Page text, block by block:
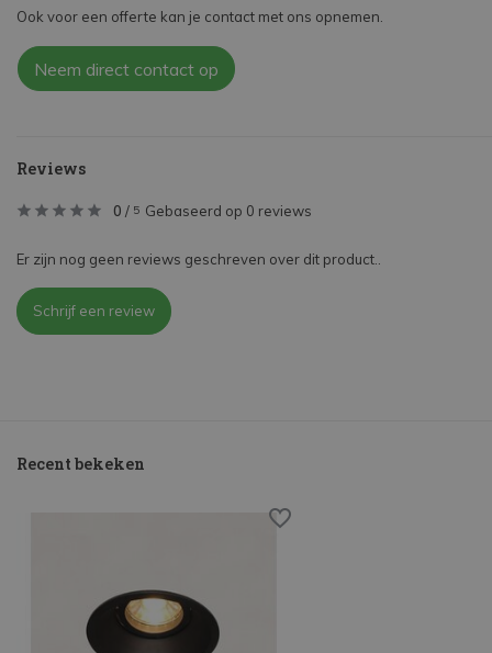
Ook voor een offerte kan je contact met ons opnemen.
Neem direct contact op
Reviews
0 / 5 Gebaseerd op 0 reviews
Er zijn nog geen reviews geschreven over dit product..
Schrijf een review
Recent bekeken